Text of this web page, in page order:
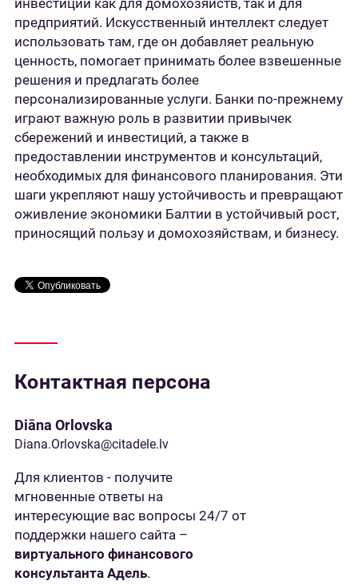
инвестиций как для домохозяйств, так и для
предприятий. Искусственный интеллект следует
использовать там, где он добавляет реальную
ценность, помогает принимать более взвешенные
решения и предлагать более
персонализированные услуги. Банки по-прежнему
играют важную роль в развитии привычек
сбережений и инвестиций, а также в
предоставлении инструментов и консультаций,
необходимых для финансового планирования. Эти
шаги укрепляют нашу устойчивость и превращают
оживление экономики Балтии в устойчивый рост,
приносящий пользу и домохозяйствам, и бизнесу.
Контактная персона
Diāna Orlovska
Diana.Orlovska@citadele.lv
Для клиентов - получите
мгновенные ответы на
интересующие вас вопросы 24/7 от
поддержки нашего сайта –
виртуального финансового
консультанта Адель.